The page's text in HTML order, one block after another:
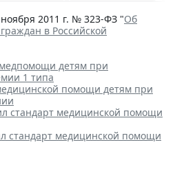
2011 г. № 323-ФЗ "Об
в Российской
детям при
1 типа
помощи детям при
стандарт медицинской помощи
стандарт медицинской помощи